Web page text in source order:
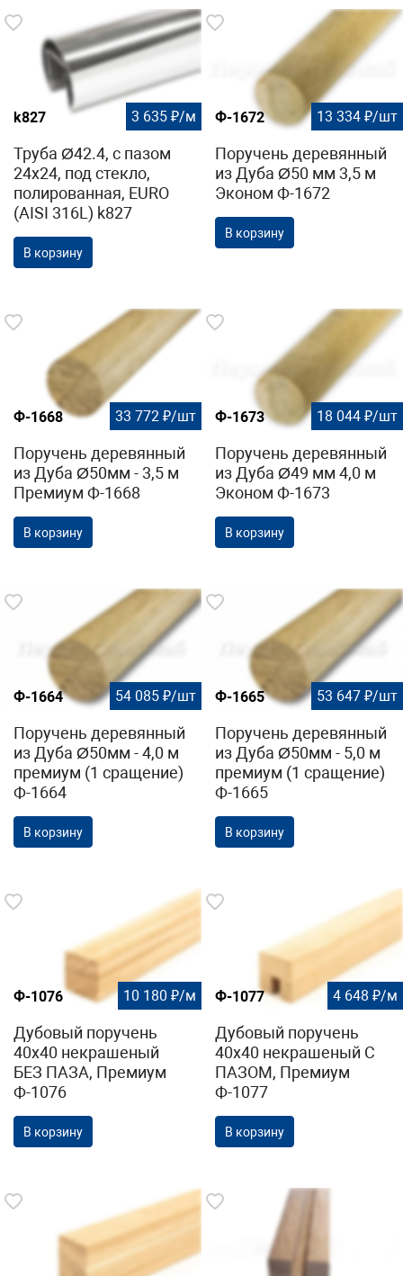
k827 3 635 ₽/м
Труба Ø42.4, с пазом
24х24, под стекло,
полированная, EURO
(AISI 316L) k827
В корзину
Ф-1672 13 334 ₽/шт
Поручень деревянный
из Дуба Ø50 мм 3,5 м
Эконом Ф-1672
В корзину
Ф-1668 33 772 ₽/шт
Поручень деревянный
из Дуба Ø50мм - 3,5 м
Премиум Ф-1668
В корзину
Ф-1673 18 044 ₽/шт
Поручень деревянный
из Дуба Ø49 мм 4,0 м
Эконом Ф-1673
В корзину
Ф-1664 54 085 ₽/шт
Поручень деревянный
из Дуба Ø50мм - 4,0 м
премиум (1 сращение)
Ф-1664
В корзину
Ф-1665 53 647 ₽/шт
Поручень деревянный
из Дуба Ø50мм - 5,0 м
премиум (1 сращение)
Ф-1665
В корзину
Ф-1076 10 180 ₽/м
Дубовый поручень
40х40 некрашеный
БЕЗ ПАЗА, Премиум
Ф-1076
В корзину
Ф-1077 4 648 ₽/м
Дубовый поручень
40х40 некрашеный С
ПАЗОМ, Премиум
Ф-1077
В корзину